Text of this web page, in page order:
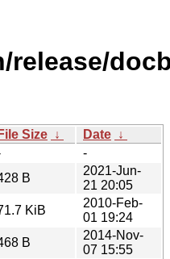
release/
File Size ↓ Date ↓
-
B
2021-Jun-
21 20:05
KiB
2010-Feb-
01 19:24
B
2014-Nov-
07 15:55